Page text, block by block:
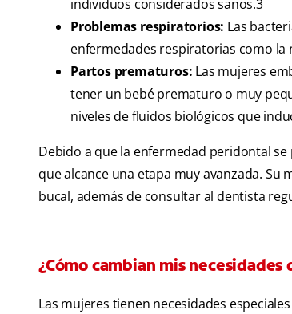
individuos considerados sanos.3
Problemas respiratorios: Las
enfermedades respiratorias como
Partos prematuros: Las mujeres
tener un bebé prematuro o muy
niveles de fluidos biológicos que
Debido a que la enfermedad peridontal
que alcance una etapa muy avanzada.
bucal, además de consultar al dentista
¿Cómo cambian mis
Las mujeres tienen necesidades